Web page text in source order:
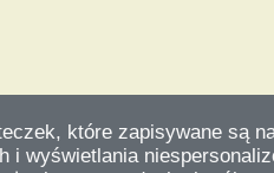
które zapisywane są
i wyświetlania